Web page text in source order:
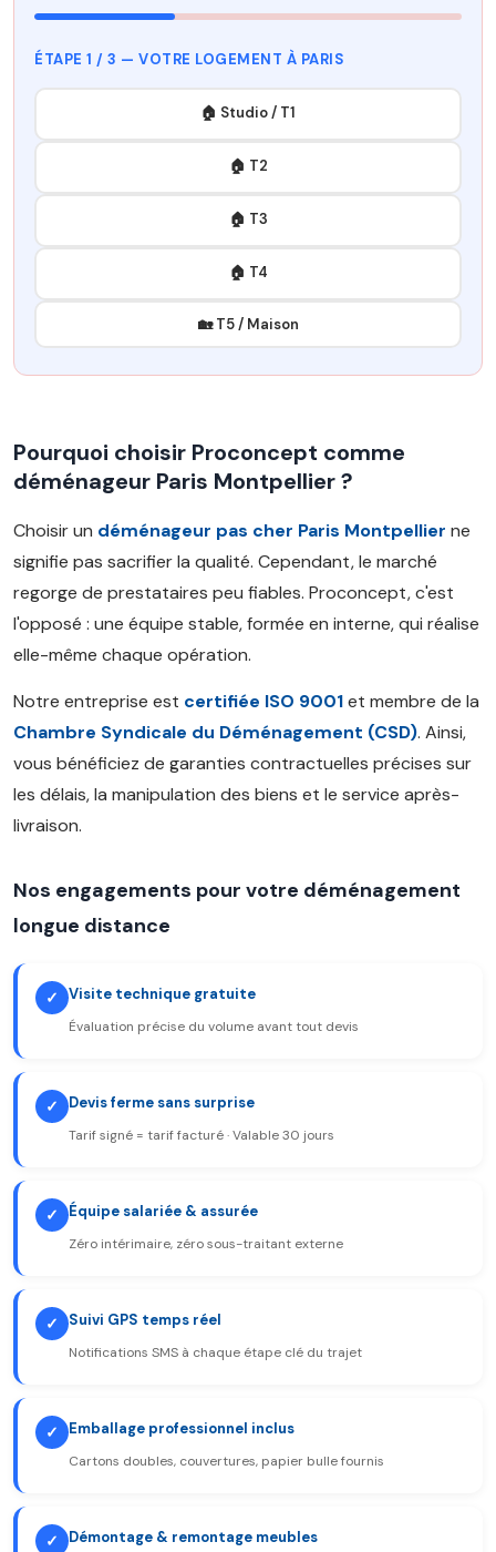
ÉTAPE 1 / 3 — VOTRE LOGEMENT À PARIS
🏠 Studio / T1
🏠 T2
🏠 T3
🏠 T4
🏡 T5 / Maison
Pourquoi choisir Proconcept comme
déménageur Paris Montpellier ?
Choisir un déménageur pas cher Paris Montpellier ne
signifie pas sacrifier la qualité. Cependant, le marché
regorge de prestataires peu fiables. Proconcept, c'est
l'opposé : une équipe stable, formée en interne, qui réalise
elle-même chaque opération.
Notre entreprise est certifiée ISO 9001et membre de la
Chambre Syndicale du Déménagement (CSD). Ainsi,
vous bénéficiez de garanties contractuelles précises sur
les délais, la manipulation des biens et le service après-
livraison.
Nos engagements pour votre déménagement
longue distance
✓ Visite technique gratuite
Évaluation précise du volume avant tout devis
✓ Devis ferme sans surprise
Tarif signé = tarif facturé · Valable 30 jours
✓ Équipe salariée & assurée
Zéro intérimaire, zéro sous-traitant externe
✓ Suivi GPS temps réel
Notifications SMS à chaque étape clé du trajet
✓ Emballage professionnel inclus
Cartons doubles, couvertures, papier bulle fournis
✓ Démontage & remontage meubles